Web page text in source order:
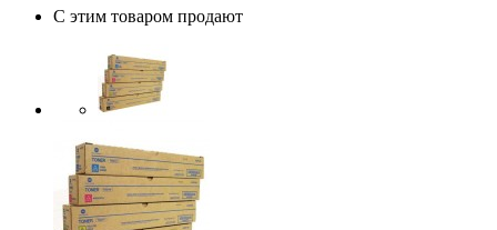
С этим товаром продают